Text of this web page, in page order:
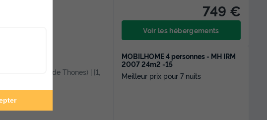
749 €
Voir les hébergements
]0, 1[ (37,2 m de Thones) | [1,
MOBILHOME 4 personnes - MH IRM
2007 24m2 -15
Meilleur prix pour 7 nuits